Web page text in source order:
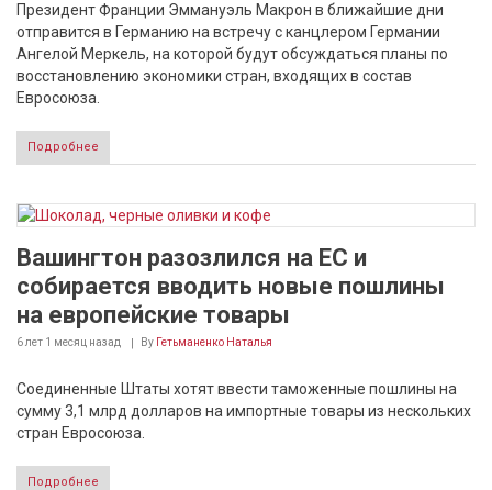
Президент Франции Эммануэль Макрон в ближайшие дни
отправится в Германию на встречу с канцлером Германии
Ангелой Меркель, на которой будут обсуждаться планы по
восстановлению экономики стран, входящих в состав
Евросоюза.
Подробнее
Вашингтон разозлился на ЕС и
собирается вводить новые пошлины
на европейские товары
6 лет 1 месяц назад By Гетьманенко Наталья
Соединенные Штаты хотят ввести таможенные пошлины на
сумму 3,1 млрд долларов на импортные товары из нескольких
стран Евросоюза.
Подробнее